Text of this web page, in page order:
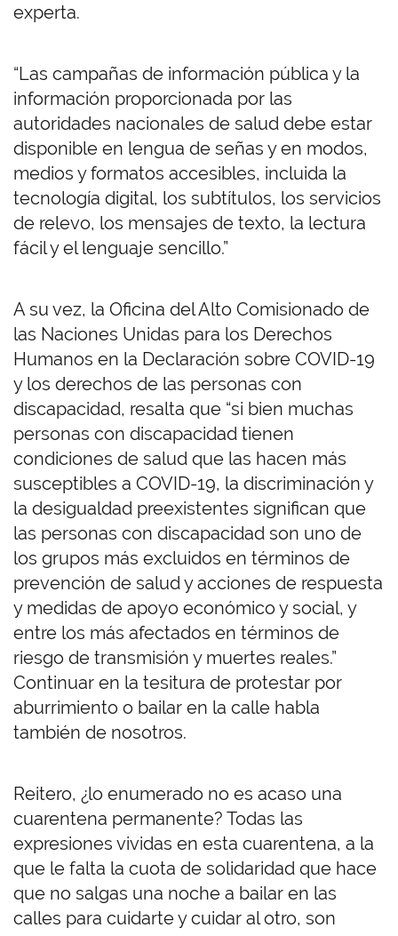
experta.
“Las campañas de información pública y la
información proporcionada por las
autoridades nacionales de salud debe estar
disponible en lengua de señas y en modos,
medios y formatos accesibles, incluida la
tecnología digital, los subtítulos, los servicios
de relevo, los mensajes de texto, la lectura
fácil y el lenguaje sencillo.”
A su vez, la Oficina del Alto Comisionado de
las Naciones Unidas para los Derechos
Humanos en la Declaración sobre COVID-19
y los derechos de las personas con
discapacidad, resalta que “si bien muchas
personas con discapacidad tienen
condiciones de salud que las hacen más
susceptibles a COVID-19, la discriminación y
la desigualdad preexistentes significan que
las personas con discapacidad son uno de
los grupos más excluidos en términos de
prevención de salud y acciones de respuesta
y medidas de apoyo económico y social, y
entre los más afectados en términos de
riesgo de transmisión y muertes reales.”
Continuar en la tesitura de protestar por
aburrimiento o bailar en la calle habla
también de nosotros.
Reitero, ¿lo enumerado no es acaso una
cuarentena permanente? Todas las
expresiones vividas en esta cuarentena, a la
que le falta la cuota de solidaridad que hace
que no salgas una noche a bailar en las
calles para cuidarte y cuidar al otro, son